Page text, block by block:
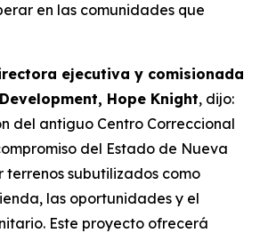
en las comunidades que
ejecutiva y comisionada
Hope Knight, dijo:
del antiguo Centro Correccional
del Estado de Nueva
terrenos subutilizados como
las oportunidades y el
Este proyecto ofrecerá